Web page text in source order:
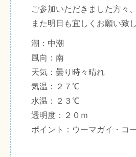
ご参加いただきました方々
また明日も宜しくお願い致
潮：中潮
風向：南
天気：曇り時々晴れ
気温：２７℃
水温：２３℃
透明度：２０ｍ
ポイント：ウーマガイ・コ